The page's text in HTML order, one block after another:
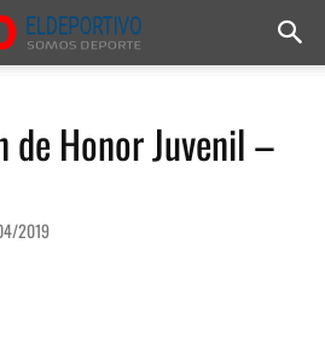
de Honor Juvenil –
2019